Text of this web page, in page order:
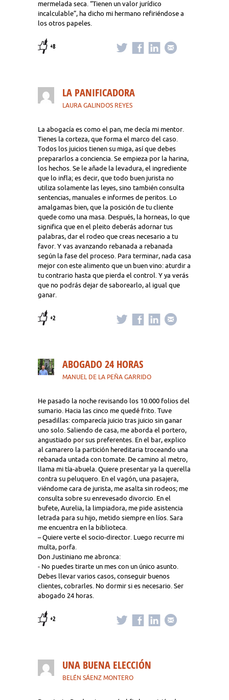
mermelada seca. “Tienen un valor jurídico
incalculable”, ha dicho mi hermano refiriéndose a
los otros papeles.
+8
LA PANIFICADORA
LAURA GALINDOS REYES
La abogacía es como el pan, me decía mi mentor.
Tienes la corteza, que forma el marco del caso.
Todos los juicios tienen su miga, así que debes
prepararlos a conciencia. Se empieza por la harina,
los hechos. Se le añade la levadura, el ingrediente
que lo infla; es decir, que todo buen jurista no
utiliza solamente las leyes, sino también consulta
sentencias, manuales e informes de peritos. Lo
amalgamas bien, que la posición de tu cliente
quede como una masa. Después, la horneas, lo que
significa que en el pleito deberás adornar tus
palabras, dar el rodeo que creas necesario a tu
favor. Y vas avanzando rebanada a rebanada
según la fase del proceso. Para terminar, nada casa
mejor con este alimento que un buen vino: aturdir a
tu contrario hasta que pierda el control. Y ya verás
que no podrás dejar de saborearlo, al igual que
ganar.
+2
ABOGADO 24 HORAS
MANUEL DE LA PEÑA GARRIDO
He pasado la noche revisando los 10.000 folios del
sumario. Hacia las cinco me quedé frito. Tuve
pesadillas: comparecía juicio tras juicio sin ganar
uno solo. Saliendo de casa, me aborda el portero,
angustiado por sus preferentes. En el bar, explico
al camarero la partición hereditaria troceando una
rebanada untada con tomate. De camino al metro,
llama mi tía-abuela. Quiere presentar ya la querella
contra su peluquero. En el vagón, una pasajera,
viéndome cara de jurista, me asalta sin rodeos; me
consulta sobre su enrevesado divorcio. En el
bufete, Aurelia, la limpiadora, me pide asistencia
letrada para su hijo, metido siempre en líos. Sara
me encuentra en la biblioteca.
– Quiere verte el socio-director. Luego recurre mi
multa, porfa.
Don Justiniano me abronca:
- No puedes tirarte un mes con un único asunto.
Debes llevar varios casos, conseguir buenos
clientes, cobrarles. No dormir si es necesario. Ser
abogado 24 horas.
+2
UNA BUENA ELECCIÓN
BELÉN SÁENZ MONTERO